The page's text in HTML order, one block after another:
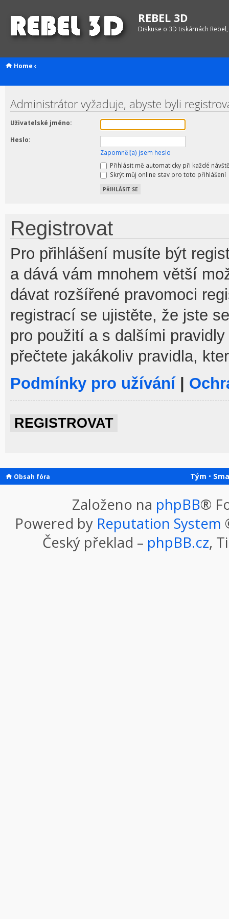
REBEL 3D
Diskuse o 3D tiskárnách
Home ‹
Administrátor vyžaduje, abyste byli
Uživatelské jméno:
Heslo:
Zapomněl(a) jsem heslo
Přihlásit mě automaticky při každé
Skrýt můj online stav pro toto přihlášení
Registrovat
Pro přihlášení musíte být
a dává vám mnohem větší
dávat rozšířené pravomoci
registrací se ujistěte, že jste
pro použití a s dalšími
přečtete jakákoliv pravidla,
Podmínky pro užívání|
REGISTROVAT
Obsah fóra Tým •
Založeno na phpBB®
Powered by Reputation System
Český překlad – phpBB.cz,